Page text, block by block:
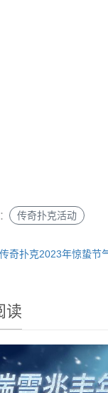
传奇扑克活动
传奇扑克2023年惊蛰节
读